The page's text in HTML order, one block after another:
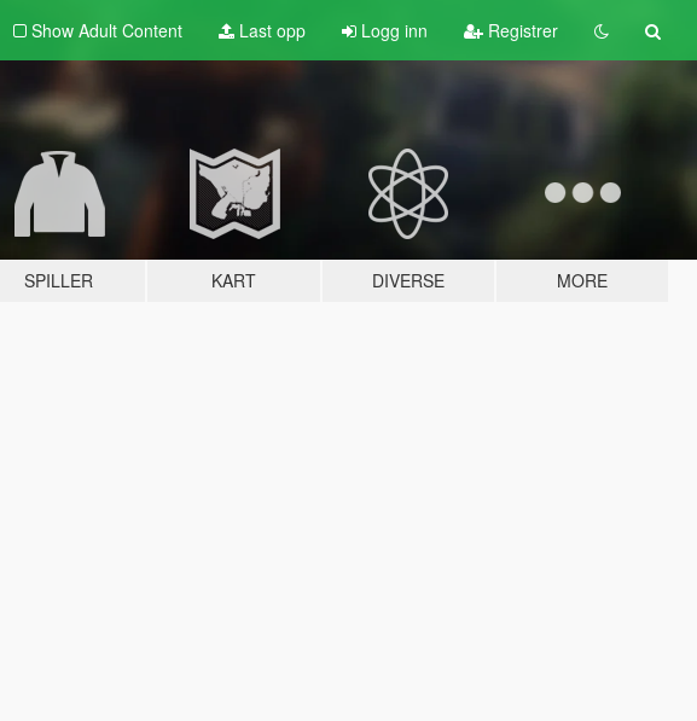
Show Adult Content Last opp Logg inn Registrer
SPILLER KART DIVERSE MORE